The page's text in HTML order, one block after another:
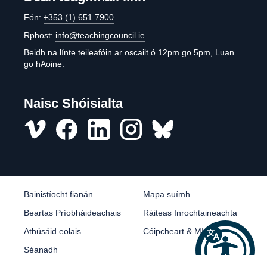
Fón: +353 (1) 651 7900
Rphost: info@teachingcouncil.ie
Beidh na línte teileafóin ar oscailt ó 12pm go 5pm, Luan
go hAoine.
Naisc Shóisialta
Bainistíocht fianán
Mapa suímh
Beartas Príobháideachais
Ráiteas Inrochtaineachta
Athúsáid eolais
Cóipcheart & MI
Séanadh